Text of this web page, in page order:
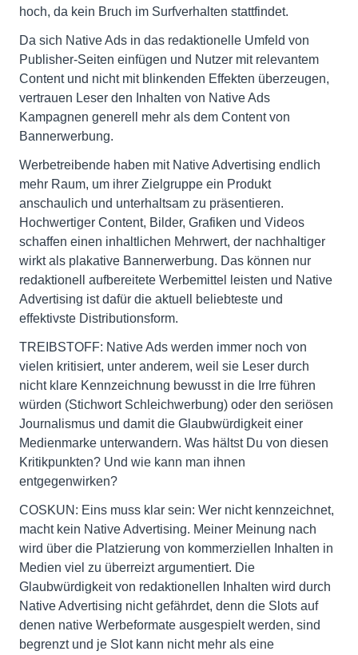
hoch, da kein Bruch im Surfverhalten stattfindet.
Da sich Native Ads in das redaktionelle Umfeld von
Publisher-Seiten einfügen und Nutzer mit relevantem
Content und nicht mit blinkenden Effekten überzeugen,
vertrauen Leser den Inhalten von Native Ads
Kampagnen generell mehr als dem Content von
Bannerwerbung.
Werbetreibende haben mit Native Advertising endlich
mehr Raum, um ihrer Zielgruppe ein Produkt
anschaulich und unterhaltsam zu präsentieren.
Hochwertiger Content, Bilder, Grafiken und Videos
schaffen einen inhaltlichen Mehrwert, der nachhaltiger
wirkt als plakative Bannerwerbung. Das können nur
redaktionell aufbereitete Werbemittel leisten und Native
Advertising ist dafür die aktuell beliebteste und
effektivste Distributionsform.
TREIBSTOFF: Native Ads werden immer noch von
vielen kritisiert, unter anderem, weil sie Leser durch
nicht klare Kennzeichnung bewusst in die Irre führen
würden (Stichwort Schleichwerbung) oder den seriösen
Journalismus und damit die Glaubwürdigkeit einer
Medienmarke unterwandern. Was hältst Du von diesen
Kritikpunkten? Und wie kann man ihnen
entgegenwirken?
COSKUN: Eins muss klar sein: Wer nicht kennzeichnet,
macht kein Native Advertising. Meiner Meinung nach
wird über die Platzierung von kommerziellen Inhalten in
Medien viel zu überreizt argumentiert. Die
Glaubwürdigkeit von redaktionellen Inhalten wird durch
Native Advertising nicht gefährdet, denn die Slots auf
denen native Werbeformate ausgespielt werden, sind
begrenzt und je Slot kann nicht mehr als eine